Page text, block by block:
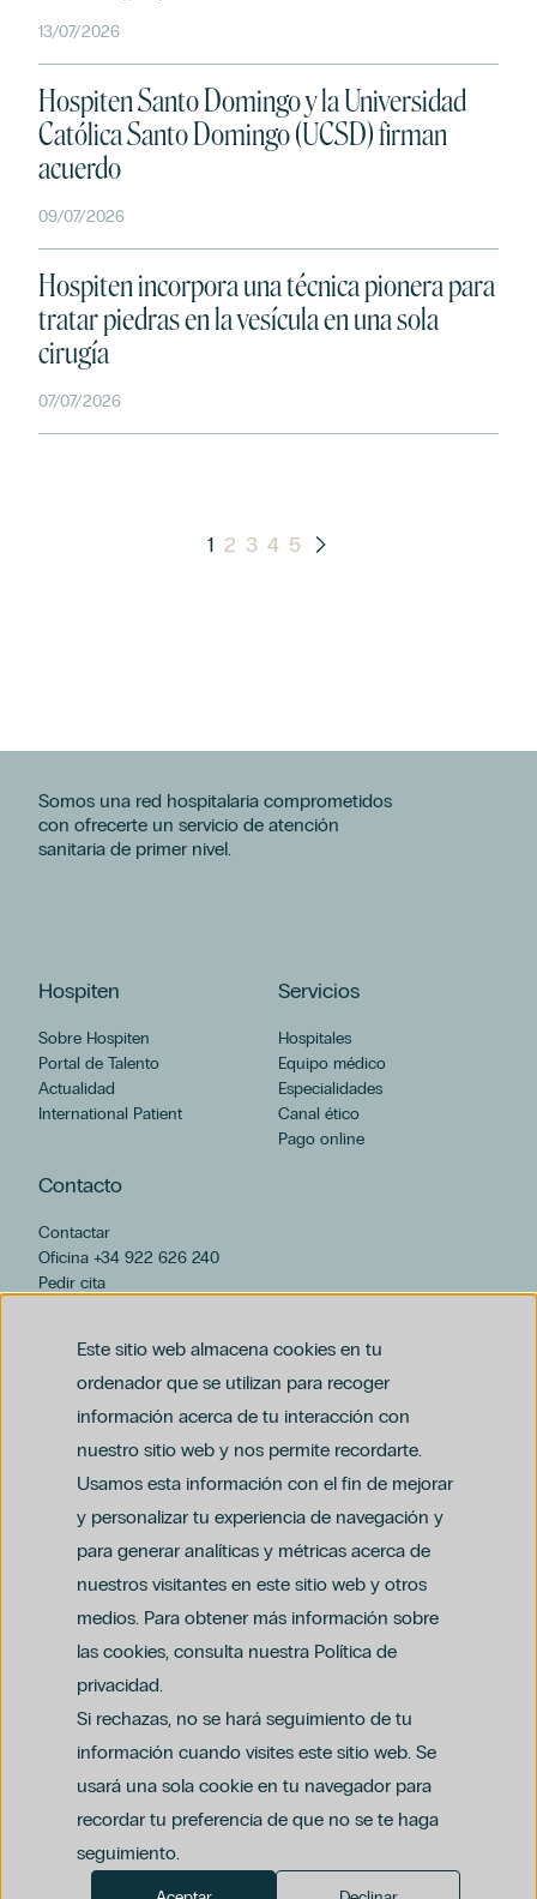
Este sitio web almacena cookies en tu
ordenador que se utilizan para recoger
información acerca de tu interacción con
nuestro sitio web y nos permite recordarte.
Usamos esta información con el fin de mejorar
y personalizar tu experiencia de navegación y
para generar analíticas y métricas acerca de
nuestros visitantes en este sitio web y otros
medios. Para obtener más información sobre
las cookies, consulta nuestra Política de
privacidad.
Si rechazas, no se hará seguimiento de tu
información cuando visites este sitio web. Se
usará una sola cookie en tu navegador para
recordar tu preferencia de que no se te haga
seguimiento.
BUSCAR
13/07/2026
Hospiten Santo Domingo y la Universidad
Católica Santo Domingo (UCSD) firman
acuerdo
09/07/2026
Hospiten incorpora una técnica pionera para
tratar piedras en la vesícula en una sola
cirugía
07/07/2026
1 2 3 4 5
Somos una red hospitalaria comprometidos
con ofrecerte un servicio de atención
sanitaria de primer nivel.
Hospiten
Sobre Hospiten
Portal de Talento
Actualidad
International Patient
Servicios
Hospitales
Equipo médico
Especialidades
Canal ético
Pago online
Contacto
Contactar
Oficina +34 922 626 240
Pedir cita
Política de privacidad y protección de datos
Política del canal ético (PDF)
Política de compliance penal (PDF)